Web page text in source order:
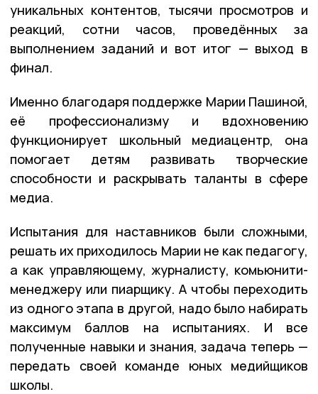
уникальных контентов, тысячи просмотров и
реакций, сотни часов, проведённых за
выполнением заданий и вот итог — выход в
финал.
Именно благодаря поддержке Марии Пашиной,
её профессионализму и вдохновению
функционирует школьный медиацентр, она
помогает детям развивать творческие
способности и раскрывать таланты в сфере
медиа.
Испытания для наставников были сложными,
решать их приходилось Марии не как педагогу,
а как управляющему, журналисту, комьюнити-
менеджеру или пиарщику. А чтобы переходить
из одного этапа в другой, надо было набирать
максимум баллов на испытаниях. И все
полученные навыки и знания, задача теперь —
передать своей команде юных медийщиков
школы.